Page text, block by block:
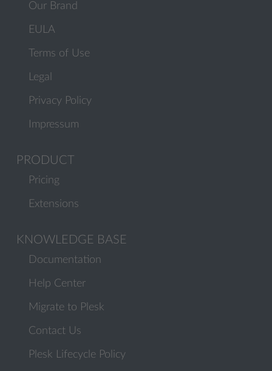
Our Brand
EULA
Terms of Use
Legal
Privacy Policy
Impressum
PRODUCT
Pricing
Extensions
KNOWLEDGE BASE
Documentation
Help Center
Migrate to Plesk
Contact Us
Plesk Lifecycle Policy